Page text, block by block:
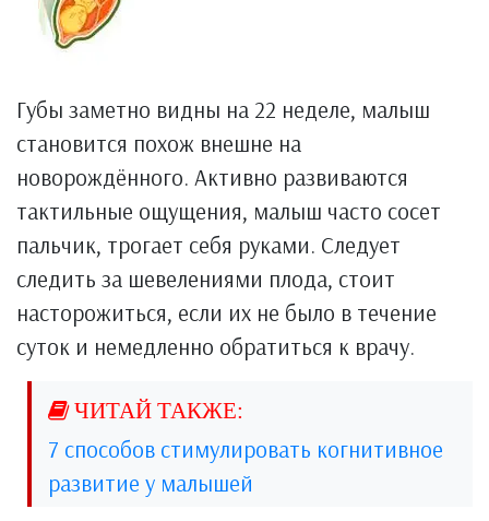
Губы заметно видны на 22 неделе, малыш
становится похож внешне на
новорождённого. Активно развиваются
тактильные ощущения, малыш часто сосет
пальчик, трогает себя руками. Следует
следить за шевелениями плода, стоит
насторожиться, если их не было в течение
суток и немедленно обратиться к врачу.
7 способов стимулировать когнитивное
развитие у малышей